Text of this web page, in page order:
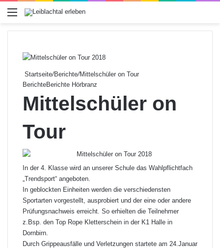
Menü
Startseite/Berichte/Mittelschüler on Tour
BerichteBerichte Hörbranz
Mittelschüler on
Tour
In der 4. Klasse wird an unserer Schule das Wahlpflichtfach
„Trendsport“ angeboten.
In geblockten Einheiten werden die verschiedensten
Sportarten vorgestellt, ausprobiert und der eine oder andere
Prüfungsnachweis erreicht. So erhielten die Teilnehmer
z.Bsp. den Top Rope Kletterschein in der K1 Halle in
Dornbirn.
Durch Grippeausfälle und Verletzungen startete am 24.Januar